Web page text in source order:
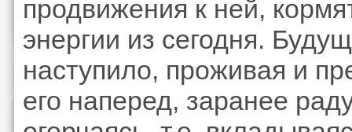
продвижения к ней,
энергии из сегодня.
наступило, проживая и
его наперед, заранее